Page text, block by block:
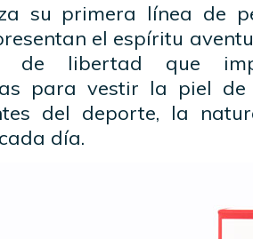
su primera línea de
el espíritu
libertad que
para vestir la piel
del deporte, la
día.